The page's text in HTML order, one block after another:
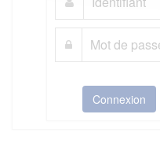
Connexion